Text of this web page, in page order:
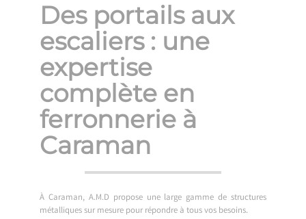
Des portails aux
escaliers : une
expertise
complète en
ferronnerie à
Caraman
À Caraman, A.M.D propose une large gamme de structures
métalliques sur mesure pour répondre à tous vos besoins.